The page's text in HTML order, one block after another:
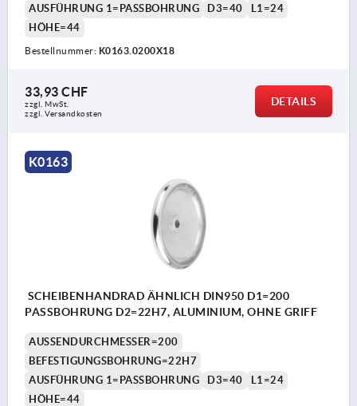
AUSFÜHRUNG 1=PASSBOHRUNG
D3=40
L1=24
HÖHE=44
Bestellnummer: K0163.0200X18
33,93 CHF
zzgl. MwSt.
zzgl. Versandkosten
DETAILS
K0163
SCHEIBENHANDRAD ÄHNLICH DIN950 D1=200
PASSBOHRUNG D2=22H7, ALUMINIUM, OHNE GRIFF
AUSSENDURCHMESSER=200
BEFESTIGUNGSBOHRUNG=22H7
AUSFÜHRUNG 1=PASSBOHRUNG
D3=40
L1=24
HÖHE=44